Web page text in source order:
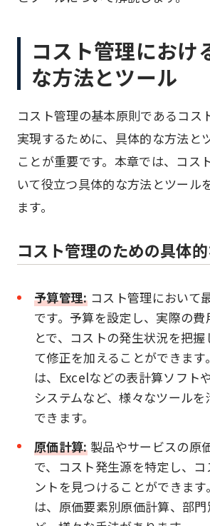
コスト管理におけ
な方法とツール
コスト管理の基本原則であるコス
実現するために、具体的な方法と
ことが重要です。本章では、コス
いて役立つ具体的な方法とツール
ます。
コスト管理のための具体
予算管理:コスト管理において
です。予算を設定し、実際の
とで、コストの発生状況を把
て修正を加えることができます
は、Excelなどの表計算ソフト
システムなど、様々なツール
できます。
原価計算:製品やサービスの原
で、コスト発生源を特定し、
ントを見つけることができます
は、原価要素別原価計算、部